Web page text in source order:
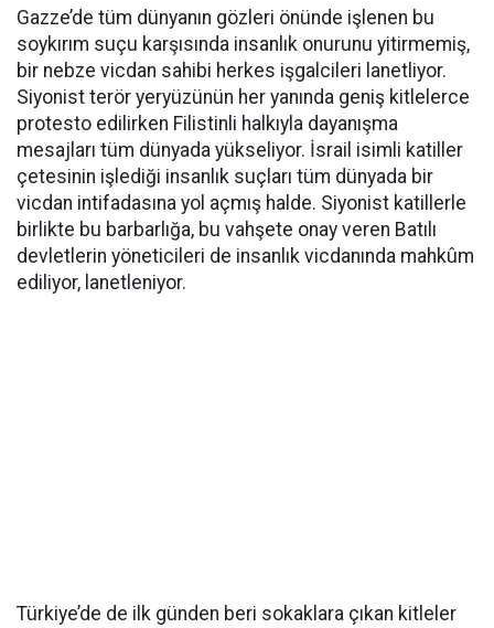
Gazze’de tüm dünyanın gözleri önünde işlenen bu
soykırım suçu karşısında insanlık onurunu yitirmemiş,
bir nebze vicdan sahibi herkes işgalcileri lanetliyor.
Siyonist terör yeryüzünün her yanında geniş kitlelerce
protesto edilirken Filistinli halkıyla dayanışma
mesajları tüm dünyada yükseliyor. İsrail isimli katiller
çetesinin işlediği insanlık suçları tüm dünyada bir
vicdan intifadasına yol açmış halde. Siyonist katillerle
birlikte bu barbarlığa, bu vahşete onay veren Batılı
devletlerin yöneticileri de insanlık vicdanında mahkûm
ediliyor, lanetleniyor.
Türkiye’de de ilk günden beri sokaklara çıkan kitleler